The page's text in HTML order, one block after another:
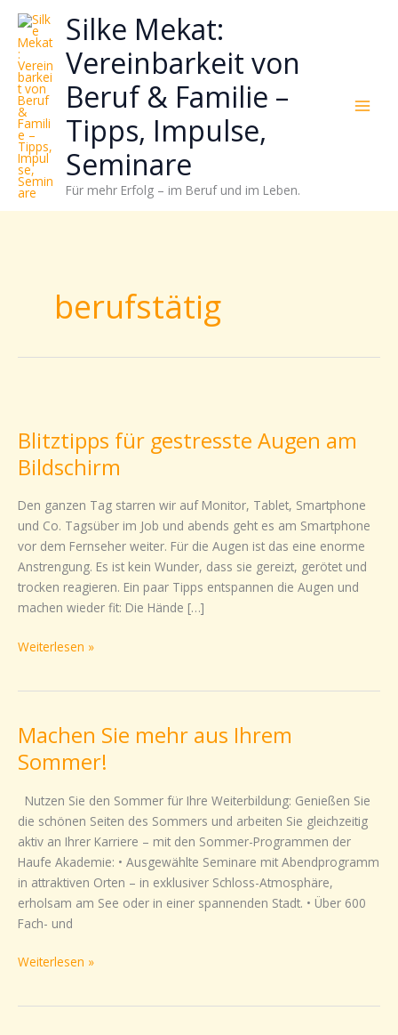
Zum
Inhalt
springen
Silke Mekat:
Vereinbarkeit von
Beruf & Familie –
Tipps, Impulse,
Seminare
Für mehr Erfolg – im Beruf und im Leben.
berufstätig
Blitztipps für gestresste Augen am
Bildschirm
Den ganzen Tag starren wir auf Monitor, Tablet, Smartphone
und Co. Tagsüber im Job und abends geht es am Smartphone
vor dem Fernseher weiter. Für die Augen ist das eine enorme
Anstrengung. Es ist kein Wunder, dass sie gereizt, gerötet und
trocken reagieren. Ein paar Tipps entspannen die Augen und
machen wieder fit: Die Hände […]
gestresste
Augen
am
Bildschirm
Weiterlesen »
Machen Sie mehr aus Ihrem
Sommer!
Nutzen Sie den Sommer für Ihre Weiterbildung: Genießen Sie
die schönen Seiten des Sommers und arbeiten Sie gleichzeitig
aktiv an Ihrer Karriere – mit den Sommer-Programmen der
Haufe Akademie: • Ausgewählte Seminare mit Abendprogramm
in attraktiven Orten – in exklusiver Schloss-Atmosphäre,
erholsam am See oder in einer spannenden Stadt. • Über 600
Fach- und
Machen
Sie
mehr
aus
Ihrem
Sommer!
Weiterlesen »
wie
sich
Stress
reduzieren
Energie
gezielter
einsetzen
lässt?
Einfach